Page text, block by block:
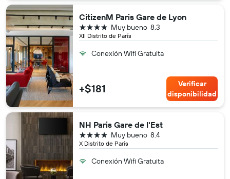
CitizenM Paris Gare de Lyon
XII Distrito de París
8.3
Muy bueno
4 estrellas
Conexión Wifi Gratuita
+$181
Verificar
disponibilidad
NH Paris Gare de l'Est
X Distrito de París
8.4
Muy bueno
4 estrellas
Conexión Wifi Gratuita